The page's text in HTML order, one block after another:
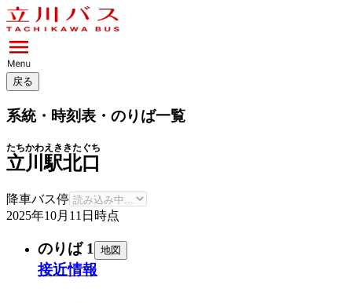
戻る
系統・時刻表・のりば一覧
立川駅北口
たちかわえききたぐち
降車バス停
2025年10月11日 時点
のりば 1 地図
接近情報